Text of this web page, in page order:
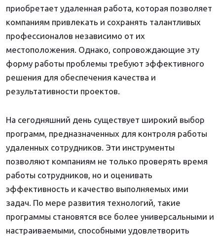
приобретает удаленная работа, которая позволяет
компаниям привлекать и сохранять талантливых
профессионалов независимо от их
местоположения. Однако, сопровождающие эту
форму работы проблемы требуют эффективного
решения для обеспечения качества и
результативности проектов.
На сегодняшний день существует широкий выбор
программ, предназначенных для контроля работы
удаленных сотрудников. Эти инструменты
позволяют компаниям не только проверять время
работы сотрудников, но и оценивать
эффективность и качество выполняемых ими
задач. По мере развития технологий, такие
программы становятся все более универсальными и
настраиваемыми, способными удовлетворить